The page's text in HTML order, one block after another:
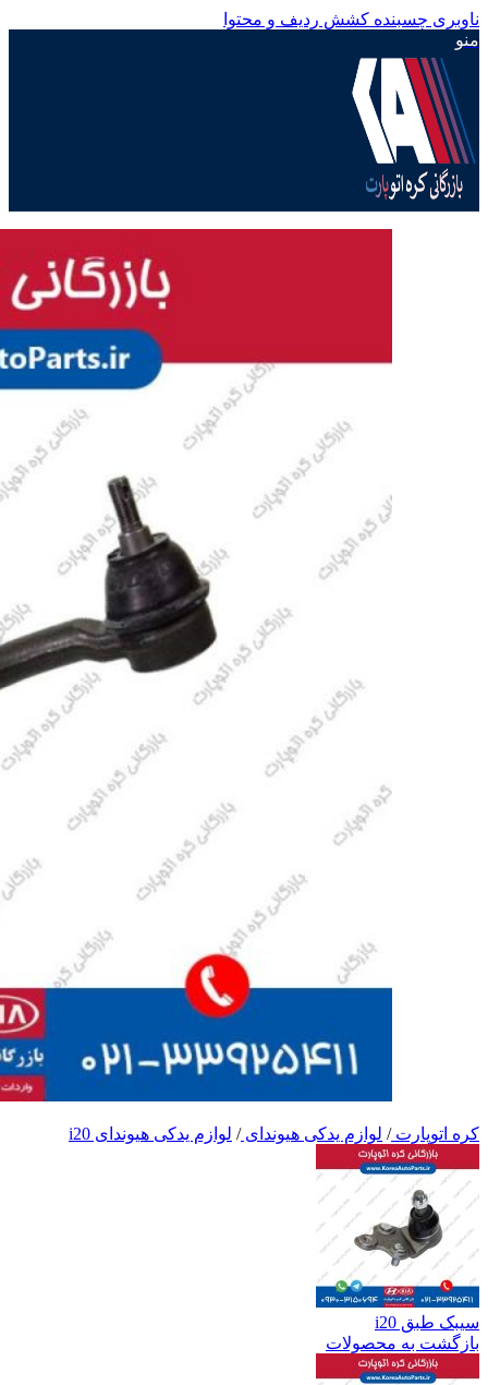
ناوبری چسبنده کشش ردیف و محتوا
منو
کره اتوپارت/ لوازم یدکی هیوندای/ لوازم یدکی هیوندای i20
سیبک طبق i20
بازگشت به محصولات